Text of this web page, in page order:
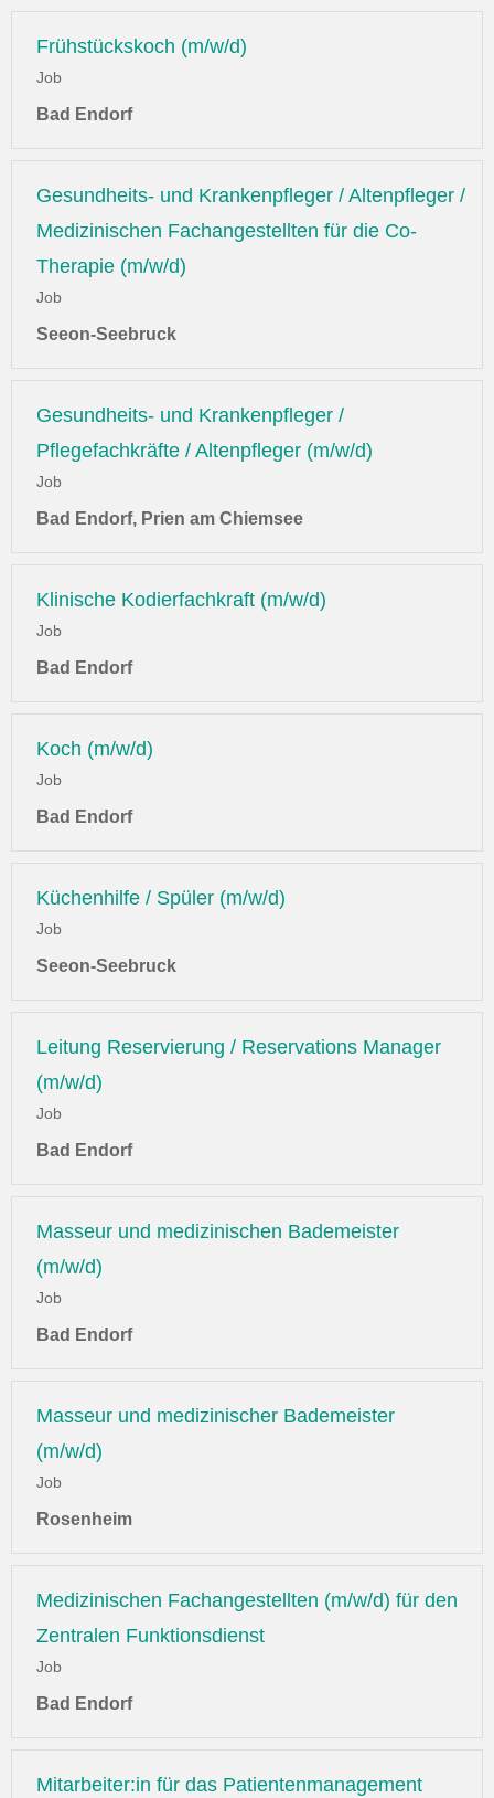
Frühstückskoch (m/w/d)
Job
Bad Endorf
Gesundheits- und Krankenpfleger / Altenpfleger /
Medizinischen Fachangestellten für die Co-
Therapie (m/w/d)
Job
Seeon-Seebruck
Gesundheits- und Krankenpfleger /
Pflegefachkräfte / Altenpfleger (m/w/d)
Job
Bad Endorf, Prien am Chiemsee
Klinische Kodierfachkraft (m/w/d)
Job
Bad Endorf
Koch (m/w/d)
Job
Bad Endorf
Küchenhilfe / Spüler (m/w/d)
Job
Seeon-Seebruck
Leitung Reservierung / Reservations Manager
(m/w/d)
Job
Bad Endorf
Masseur und medizinischen Bademeister
(m/w/d)
Job
Bad Endorf
Masseur und medizinischer Bademeister
(m/w/d)
Job
Rosenheim
Medizinischen Fachangestellten (m/w/d) für den
Zentralen Funktionsdienst
Job
Bad Endorf
Mitarbeiter:in für das Patientenmanagement